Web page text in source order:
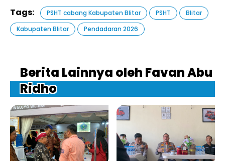
Tags: PSHT cabang Kabupaten Blitar PSHT
Blitar
Kabupaten Blitar
Pendadaran 2026
Berita Lainnya oleh Favan Abu
Ridho